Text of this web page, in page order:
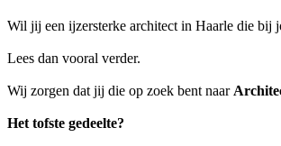
Wil jij een ijzersterke architect in Haarle die bij
Lees dan vooral verder.
Wij zorgen dat jij die op zoek bent naar
Het tofste gedeelte?